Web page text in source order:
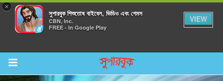
×
সুপারবুক শিশুতোষ বাইবেল, ভিডিও এবং গেমস
CBN, Inc.
FREE - In Google Play
VIEW
Return to Content